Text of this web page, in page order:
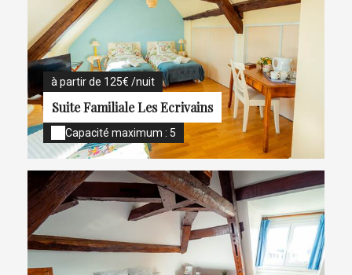
à partir de 125€ /nuit
Suite Familiale Les Ecrivains
Capacité maximum : 5